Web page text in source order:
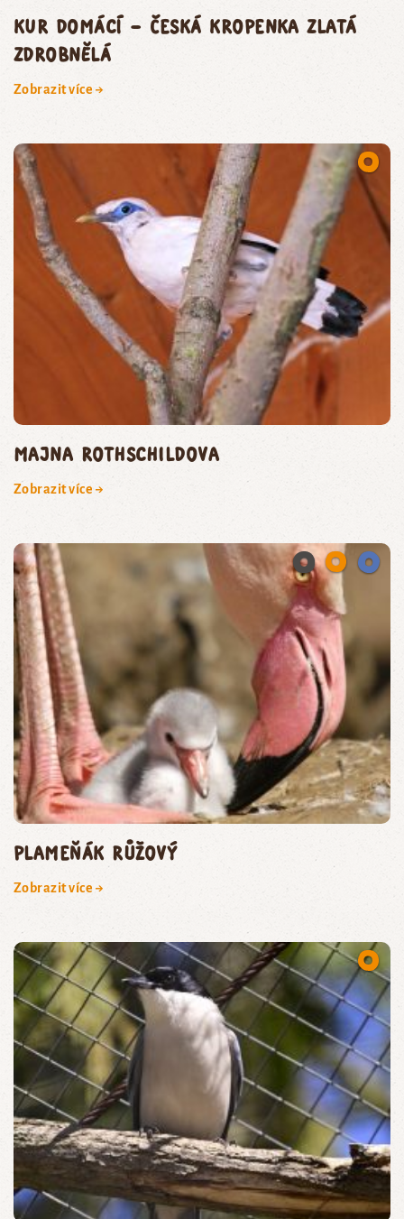
kur domácí – česká kropenka zlatá
zdrobnělá
Zobrazit více →
majna Rothschildova
Zobrazit více →
plameňák růžový
Zobrazit více →